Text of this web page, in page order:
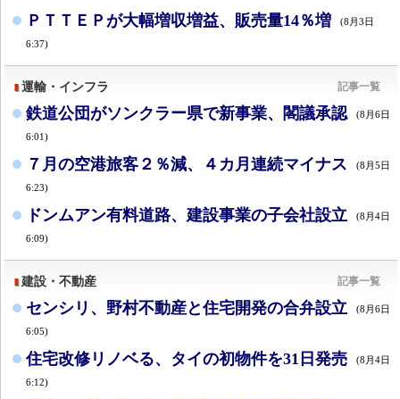
ＰＴＴＥＰが大幅増収増益、販売量14％増 (8月3日
6:37)
運輸・インフラ 記事一覧
鉄道公団がソンクラー県で新事業、閣議承認 (8月6日
6:01)
７月の空港旅客２％減、４カ月連続マイナス (8月5日
6:23)
ドンムアン有料道路、建設事業の子会社設立 (8月4日
6:09)
建設・不動産 記事一覧
センシリ、野村不動産と住宅開発の合弁設立 (8月6日
6:05)
住宅改修リノベる、タイの初物件を31日発売 (8月4日
6:12)